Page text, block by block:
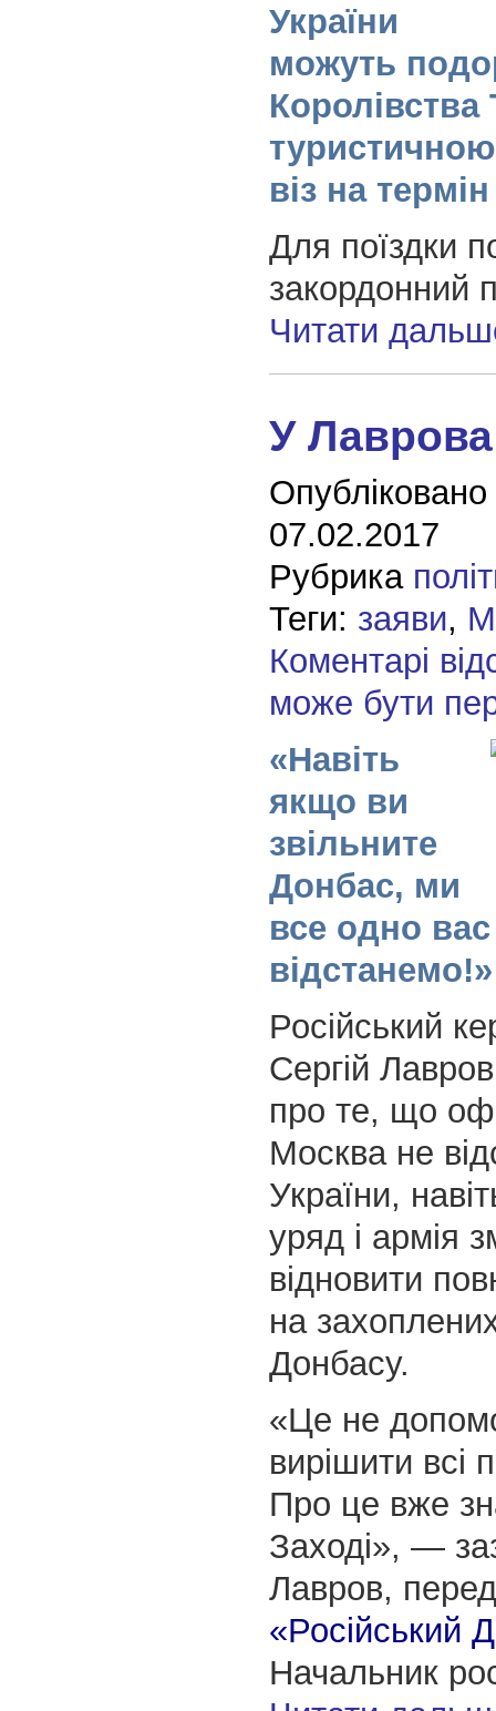
України
можуть
Королівства
віз на
Для поїздки
закордонний
Читати
У Лаврова
07.02.2017
Рубрика
Теги: заяви,
Коментарі
може бути
«Навіть
якщо ви
звільните
Донбас, ми
все одно
відстанемо!»
Російський
Сергій
про те, що
Москва не
України,
уряд і армія
відновити
на
Донбасу.
«Це не
вирішити всі
Про це вже
Заході», —
Лавров,
«Російський
Начальник